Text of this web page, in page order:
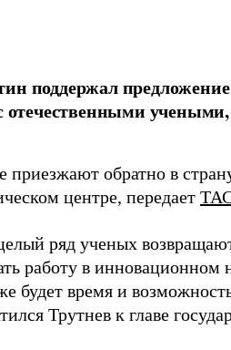
поддержал
с отечественными
приезжают обратно в
центре, передает
ряд ученых
работу в инновационном
будет время и
Трутнев к главе